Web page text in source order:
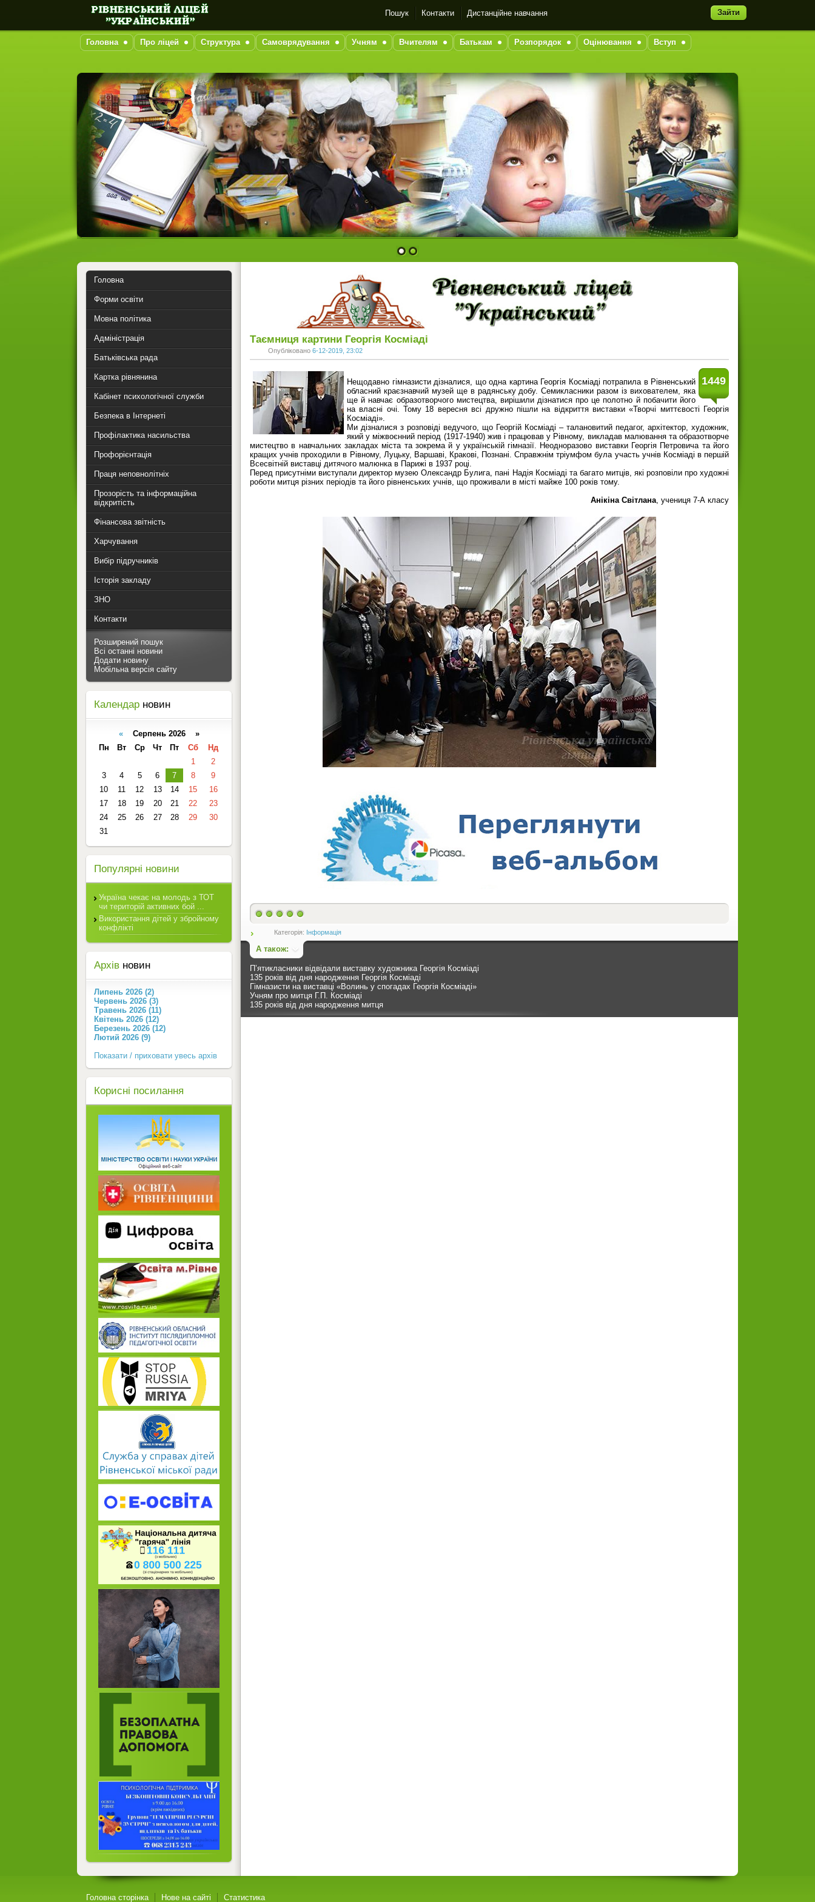
Пошук Контакти Дистанційне навчання Зайти
Головна Про ліцей Структура Самоврядування Учням Вчителям Батькам Розпорядок Оцінювання Вступ
1 2
Таємниця картини Георгія Косміаді
Опубліковано 6-12-2019, 23:02
1449
Нещодавно гімназисти дізналися, що одна картина Георгія Косміаді потрапила в Рівненський
обласний краєзнавчий музей ще в радянську добу. Семикласники разом із вихователем, яка
ще й навчає образотворчого мистецтва, вирішили дізнатися про це полотно й побачити його
на власні очі. Тому 18 вересня всі дружно пішли на відкриття виставки «Творчі миттєвості Георгія
Косміаді».
Ми дізналися з розповіді ведучого, що Георгій Косміаді – талановитий педагог, архітектор, художник,
який у міжвоєнний період (1917-1940) жив і працював у Рівному, викладав малювання та образотворче
мистецтво в навчальних закладах міста та зокрема й у українській гімназії. Неодноразово виставки Георгія Петровича та його
кращих учнів проходили в Рівному, Луцьку, Варшаві, Кракові, Познані. Справжнім тріумфом була участь учнів Косміаді в першій
Всесвітній виставці дитячого малюнка в Парижі в 1937 році.
Перед присутніми виступали директор музею Олександр Булига, пані Надія Косміаді та багато митців, які розповіли про художні
роботи митця різних періодів та його рівненських учнів, що проживали в місті майже 100 років тому.
Анікіна Світлана , учениця 7-А класу
Категорія: Інформація
А також:
П’ятикласники відвідали виставку художника Георгія Косміаді
135 років від дня народження Георгія Косміаді
Гімназисти на виставці «Волинь у спогадах Георгія Косміаді»
Учням про митця Г.П. Косміаді
135 років від дня народження митця
Головна
Форми освіти
Мовна політика
Адміністрація
Батьківська рада
Картка рівнянина
Кабінет психологічної служби
Безпека в Інтернеті
Профілактика насильства
Профорієнтація
Праця неповнолітніх
Прозорість та інформаційна
відкритість
Фінансова звітність
Харчування
Вибір підручників
Історія закладу
ЗНО
Контакти
Розширений пошук
Всі останні новини
Додати новину
Мобільна версія сайту
Календар новин
«Серпень 2026 »
Пн
Вт Ср Чт Пт Сб
Нд
1
2
3
4 5 6 7 8
9
10
11 12 13 14 15
16
17
18 19 20 21 22
23
24
25 26 27 28 29
30
31
Популярні новини
Україна чекає на молодь з ТОТ
чи територій активних бой ...
Використання дітей у збройному
конфлікті
Архів новин
Липень 2026 (2)
Червень 2026 (3)
Травень 2026 (11)
Квітень 2026 (12)
Березень 2026 (12)
Лютий 2026 (9)
Показати / приховати увесь архів
Корисні посилання
Головна сторінка Нове на сайті Статистика